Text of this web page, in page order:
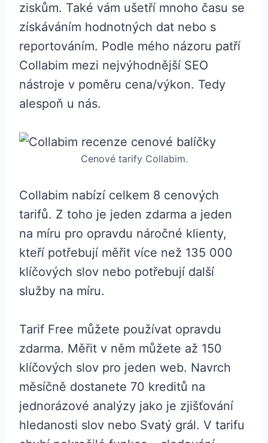
ziskům. Také vám ušetří mnoho času se
získáváním hodnotných dat nebo s
reportováním. Podle mého názoru patří
Collabim mezi nejvýhodnější SEO
nástroje v poměru cena/výkon. Tedy
alespoň u nás.
Cenové tarify Collabim.
Collabim nabízí celkem 8 cenových
tarifů. Z toho je jeden zdarma a jeden
na míru pro opravdu náročné klienty,
kteří potřebují měřit více než 135 000
klíčových slov nebo potřebují další
služby na míru.
Tarif Free můžete používat opravdu
zdarma. Měřit v něm můžete až 150
klíčových slov pro jeden web. Navrch
měsíčně dostanete 70 kreditů na
jednorázové analýzy jako je zjišťování
hledanosti slov nebo Svatý grál. V tarifu